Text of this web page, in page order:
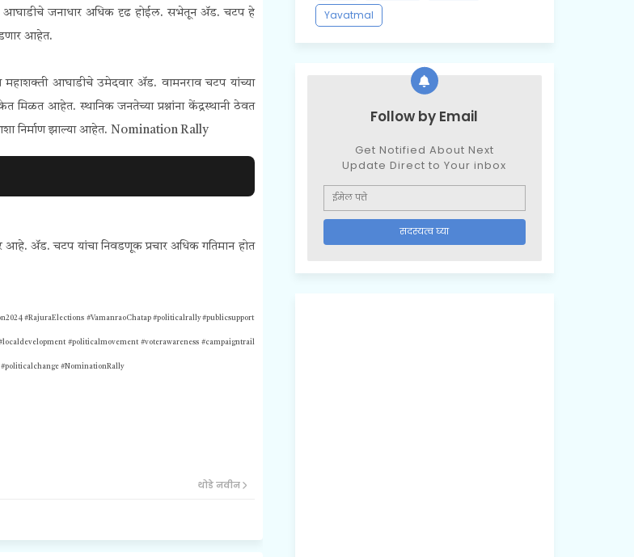
आघाडीचे जनाधार अधिक दृढ होईल. सभेतून ॲड. चटप हे
आहेत.
महाशक्ती आघाडीचे उमेदवार ॲड. वामनराव चटप यांच्या
मिळत आहेत. स्थानिक जनतेच्या प्रश्नांना केंद्रस्थानी ठेवत
निर्माण झाल्या आहेत. Nomination Rally
आहे. ॲड. चटप यांचा निवडणूक प्रचार अधिक गतिमान होत
#RajuraElections #VamanraoChatap #politicalrally #publicsupport
#politicalmovement #voterawareness #campaigntrail
#NominationRally
थोडे नवीन
Yavatmal
Follow by Email
Get Notified About Next
Update Direct to Your inbox